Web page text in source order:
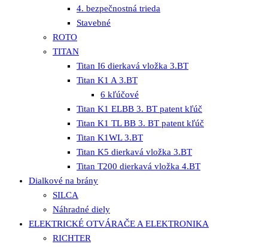
4. bezpečnostná trieda
Stavebné
ROTO
TITAN
Titan I6 dierkavá vložka 3.BT
Titan K1 A 3.BT
6 kľúčové
Titan K1 ELBB 3. BT patent kľúč
Titan K1 TL BB 3. BT patent kľúč
Titan K1WL 3.BT
Titan K5 dierkavá vložka 3.BT
Titan T200 dierkavá vložka 4.BT
Dialkové na brány
SILCA
Náhradné diely
ELEKTRICKÉ OTVÁRAČE A ELEKTRONIKA
RICHTER